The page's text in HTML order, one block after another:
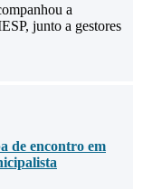
a
junto a gestores
de encontro em